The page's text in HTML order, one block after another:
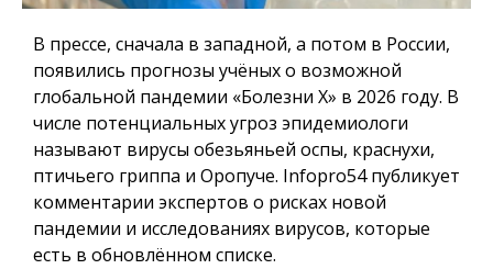
В прессе, сначала в западной, а потом в России,
появились прогнозы учёных о возможной
глобальной пандемии «Болезни X» в 2026 году. В
числе потенциальных угроз эпидемиологи
называют вирусы обезьяньей оспы, краснухи,
птичьего гриппа и Оропуче. Infopro54публикует
комментарии экспертов о рисках новой
пандемии и исследованиях вирусов, которые
есть в обновлённом списке.